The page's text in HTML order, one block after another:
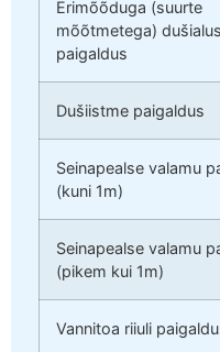
Erimõõduga (suurte
mõõtmetega)
paigaldus
Dušiistme paigaldus
Seinapealse valamu
(kuni 1m)
Seinapealse valamu
(pikem kui 1m)
Vannitoa riiuli